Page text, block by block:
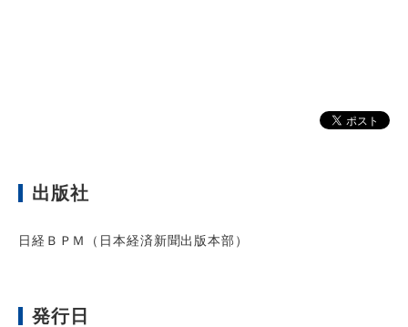
出版社
日経ＢＰＭ（日本経済新聞出版本部）
発行日